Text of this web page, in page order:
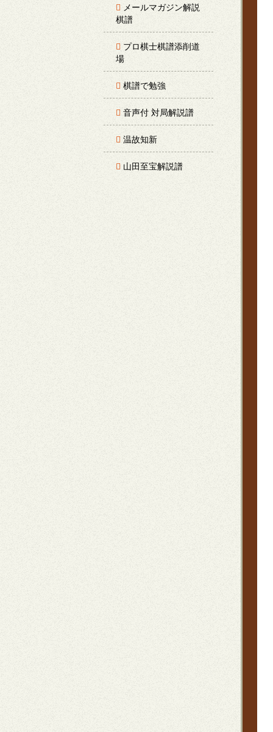
メールマガジン解説
棋譜
プロ棋士棋譜添削道
場
棋譜で勉強
音声付 対局解説譜
温故知新
山田至宝解説譜